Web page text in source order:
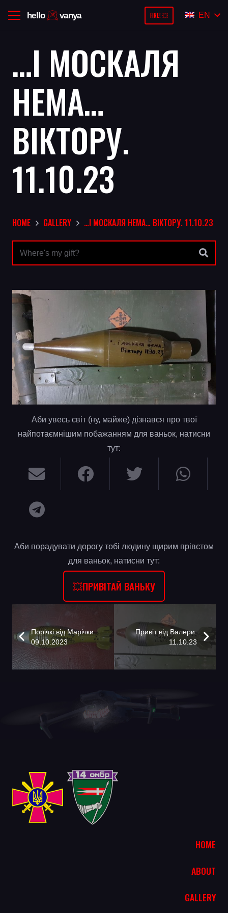
FIRE! 💥 EN
…І МОСКАЛЯ
НЕМА…
ВІКТОРУ.
11.10.23
HOME GALLERY …І МОСКАЛЯ НЕМА… ВІКТОРУ. 11.10.23
Аби увесь світ (ну, майже) дізнався про твої
найпотаємнішим побажанням для ваньок, натисни
тут:
Аби порадувати дорогу тобі людину щирим прівєтом
для ваньок, натисни тут:
💥ПРИВІТАЙ ВАНЬКУ
Порічкі від Марічки.
09.10.2023
Привіт від Валери.
11.10.23
HOME
ABOUT
GALLERY